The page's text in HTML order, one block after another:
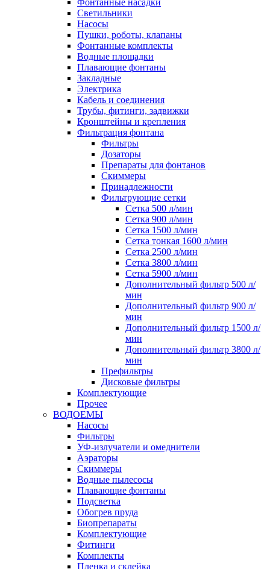
Фонтанные насадки
Cветильники
Насосы
Пушки, роботы, клапаны
Фонтанные комплекты
Водные площадки
Плавающие фонтаны
Закладные
Электрика
Кабель и соединения
Трубы, фитинги, задвижки
Кронштейны и крепления
Фильтрация фонтана
Фильтры
Дозаторы
Препараты для фонтанов
Скиммеры
Принадлежности
Фильтрующие сетки
Cетка 500 л/мин
Cетка 900 л/мин
Cетка 1500 л/мин
Cетка тонкая 1600 л/мин
Cетка 2500 л/мин
Cетка 3800 л/мин
Cетка 5900 л/мин
Дополнительный фильтр 500 л/
мин
Дополнительный фильтр 900 л/
мин
Дополнительный фильтр 1500 л/
мин
Дополнительный фильтр 3800 л/
мин
Префильтры
Дисковые фильтры
Комплектующие
Прочее
ВОДОЕМЫ
Насосы
Фильтры
УФ-излучатели и омеднители
Аэраторы
Cкиммеры
Водные пылесосы
Плавающие фонтаны
Подсветка
Обогрев пруда
Биопрепараты
Комплектующие
Фитинги
Комплекты
Пленка и склейка